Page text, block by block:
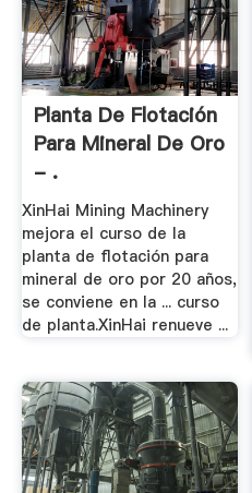
Planta De Flotación
Para Mineral De Oro
- .
XinHai Mining Machinery
mejora el curso de la
planta de flotación para
mineral de oro por 20 años,
se conviene en la ... curso
de planta.XinHai renueve ...